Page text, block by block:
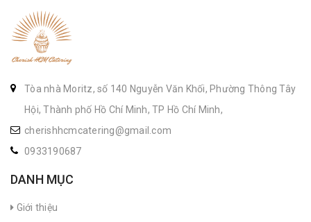
Tòa nhà Moritz, số 140 Nguyễn Văn Khối, Phường Thông Tây
Hội, Thành phố Hồ Chí Minh, TP Hồ Chí Minh,
cherishhcmcatering@gmail.com
0933190687
DANH MỤC
Giới thiệu